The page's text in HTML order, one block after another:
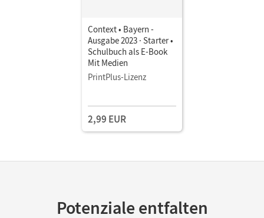
Context • Bayern -
Ausgabe 2023 · Starter •
Schulbuch als E-Book
Mit Medien
PrintPlus-Lizenz
2,99 EUR
Potenziale entfalten